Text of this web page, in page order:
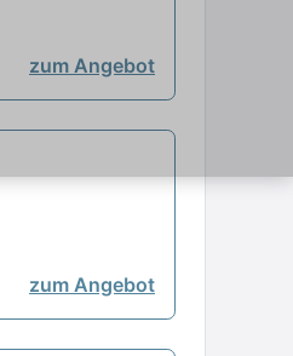
zum Angebot
zum Angebot